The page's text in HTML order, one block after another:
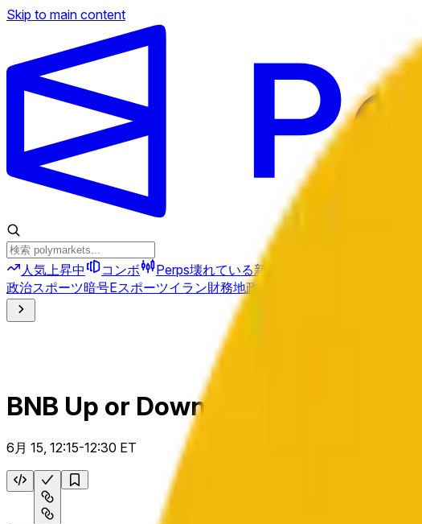
Skip to main content
人気上昇中 コンボ Perps壊れている新規
政治スポーツ暗号Eスポーツイラン財務地政学
BNB Up or Down 15 M
6月 15, 12:15-12:30 ET